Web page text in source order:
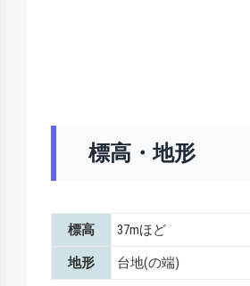
標高・地形
標高 37mほど
地形 台地(の端)